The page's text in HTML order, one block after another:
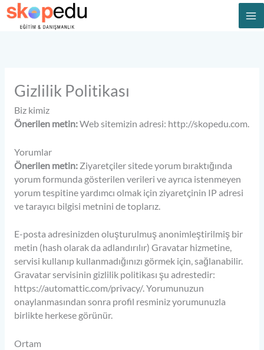
İçeriğe
atla
Gizlilik Politikası
Biz kimiz
Önerilen metin:Web sitemizin adresi: http://skopedu.com.
Yorumlar
Önerilen metin: Ziyaretçiler sitede yorum bıraktığında
yorum formunda gösterilen verileri ve ayrıca istenmeyen
yorum tespitine yardımcı olmak için ziyaretçinin IP adresi
ve tarayıcı bilgisi metnini de toplarız.
E-posta adresinizden oluşturulmuş anonimleştirilmiş bir
metin (hash olarak da adlandırılır) Gravatar hizmetine,
servisi kullanıp kullanmadığınızı görmek için, sağlanabilir.
Gravatar servisinin gizlilik politikası şu adrestedir:
https://automattic.com/privacy/. Yorumunuzun
onaylanmasından sonra profil resminiz yorumunuzla
birlikte herkese görünür.
Ortam